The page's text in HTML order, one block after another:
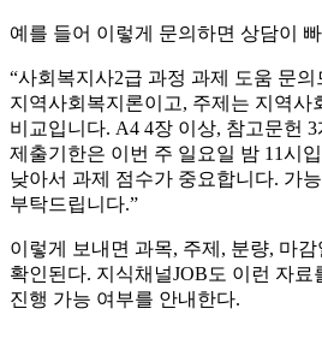
예를 들어 이렇게 문의하면 상담이
“사회복지사2급 과정 과제 도움 문
지역사회복지론이고, 주제는 지역사
비교입니다. A4 4장 이상, 참고문헌
제출기한은 이번 주 일요일 밤 11시
낮아서 과제 점수가 중요합니다. 가
부탁드립니다.”
이렇게 보내면 과목, 주제, 분량, 마감
확인된다. 지식채널JOB도 이런 자
진행 가능 여부를 안내한다.